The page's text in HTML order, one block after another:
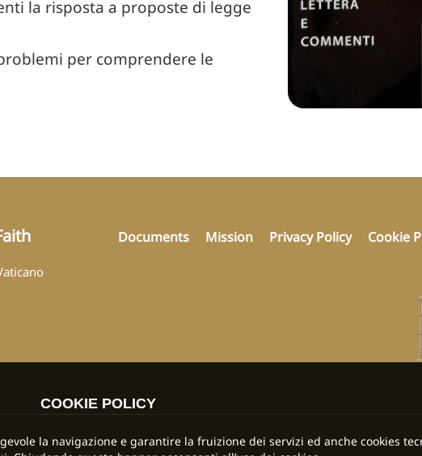
la risposta a proposte di legge
per comprendere le
Documents Mission Privacy Policy Cookie
COOKIE POLICY
la navigazione e garantire la fruizione dei servizi ed anche cookies